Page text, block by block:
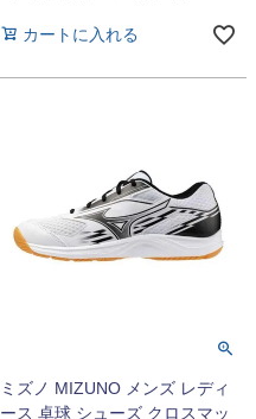
カートに入れる
ミズノ MIZUNO メンズ レディ
ース 卓球 シューズ クロスマッ